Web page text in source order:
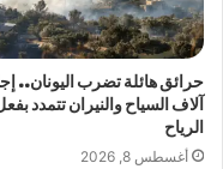
حرائق هائلة تضرب اليونان..
آلاف السياح والنيران تتمدد
الرياح
أغسطس 8, 2026